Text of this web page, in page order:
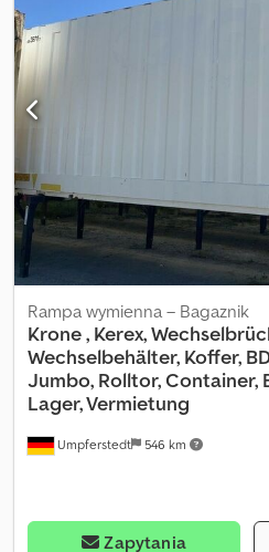
DOSKONAŁYM STANIE,
Ahijk
Umpferstedt 546 km
Rampa wymienna – Bagaznik
Krone, Kerex,
Wechselbehälter, Koffer,
Jumbo, Rolltor, Container,
Lager, Vermietung
Zapytania